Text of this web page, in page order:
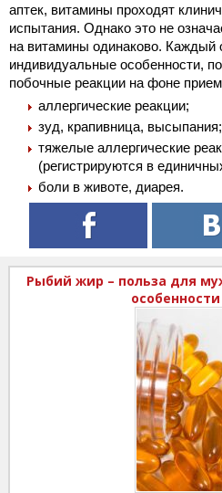
аптек, витамины проходят
испытания. Однако это не
на витамины одинаково. Каждый
индивидуальные особенности,
побочные реакции на фоне
аллергические реакции;
зуд, крапивница, высыпания;
тяжелые аллергические
(регистрируются в
боли в животе, диарея.
Рыбий жир – польза для